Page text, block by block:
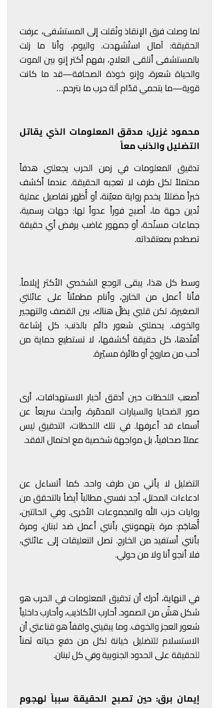
لما وصلت فرق الإنقاذ ونُقلت إلى المستشفى، عرفت
الحقيقة: آمال استُشهدت.واليوم، وأنا ما زلت
بالمستشفى أتلقى العلاج، بفهم أكتر إنو بين الموت
والحياة شعرة، وإنو خوذة الصحافة—قد ما كانت
قوية—ما بتحمي قدّام آلة حرب ما بترحم…
محمود غزيل: مدقق المعلومات الذي يقاتل
التضليل والذنب معاً
تدقيق المعلومات في زمن الحرب يجعلني هدفاً
محتملاً لكل طرف لا تعجبه الحقيقة. عندما أكشف
خبراً مضللاً يخدم رواية معيّنة، أو أُظهر تفاصيل عملية
تُدين جهة ما، أصبح فوراً عدواً لها: جهات رسمية،
جماعات مسلّحة، أو جمهور غاضب يرفض أي حقيقة
تصطدم بمعتقداته.
وسط كل هذا، يبقى الوجع الشخصي الأكثر إيلاماً.
فأنا أعمل من الخارج، وأنام مطمئناً على عائلتي
الصغيرة، لكن قلبي يظلّ هناك، بين القصف والتهجير
والخوف. يحملني شعور دائم بالذنب: كل إشاعة
أفنّدها، كل حقيقة أكشفها، لا تستطيع حماية من
أحب من صاروخ أو طائرة مسيّرة.
أصعب اللحظات حين أدقق أخبار الاستهدافات، أرى
صور الضحايا والسيارات المدمّرة، وأبحث سريعاً عن
أسماء قد أعرفها. في تلك اللحظات، التدقيق ليس
عملاً صحافياً، بل مواجهة شخصية مع احتمال الفقد.
التضليل لا يأتي من طرف واحد. كما أتساءل عن
ادعاءات المحتل، أجد نفسي مطالباً أيضاً بالتحقق من
روايات حزب الله والمجموعات الأخرى. وفي الحالتين،
أُهاجَم: مرة يتهمونني بأنني أعمل ضد لبنان، ومرة
بأنني أستفيد من الخارج. تصل التعليقات إلى عائلتي،
فلا أنجو أنا ولا من حولي.
في النهاية، أدرك أن تدقيق المعلومات في الحرب هو
شكل هشّ من الصمود. أحارب الأكاذيب، وأحارب داخلياً
شعور العجز والخوف. وما يبقيني واقفاً هو قناعتي أن
الاستسلام للتضليل خيانة لكل من دفع حياته ثمناً
للحقيقة على الحدود الجنوبية وفي كل لبنان.
إيمان برق: حين تصبح الحقيقة سبباً لهجوم